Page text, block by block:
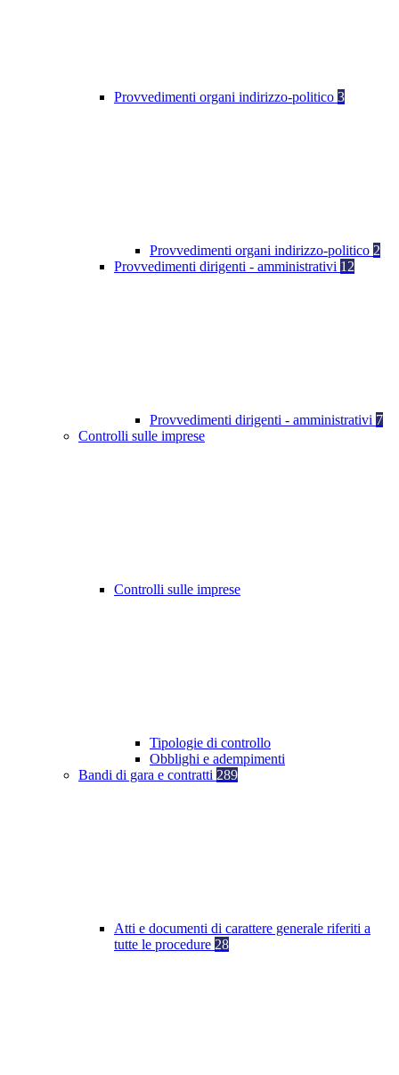
Provvedimenti organi indirizzo-politico 3
Provvedimenti organi indirizzo-politico 2
Provvedimenti dirigenti - amministrativi 12
Provvedimenti dirigenti - amministrativi 7
Controlli sulle imprese
Controlli sulle imprese
Tipologie di controllo
Obblighi e adempimenti
Bandi di gara e contratti 289
Atti e documenti di carattere generale riferiti a
tutte le procedure 28